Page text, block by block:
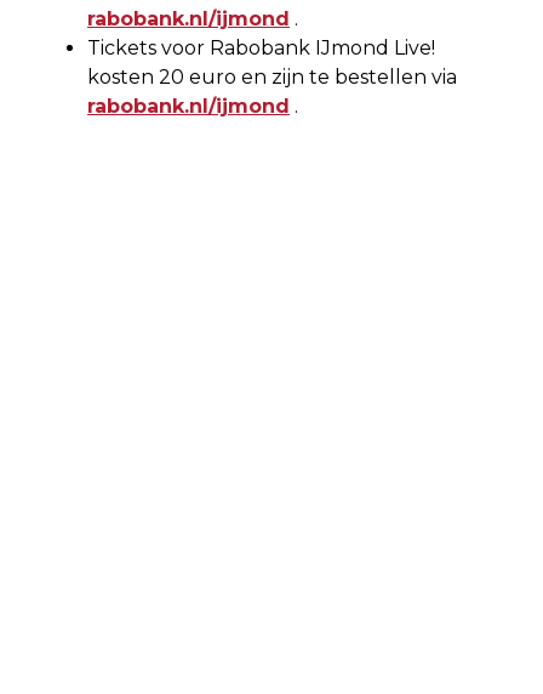
rabobank.nl/ijmond .
Tickets voor Rabobank IJmond Live!
kosten 20 euro en zijn te bestellen via
rabobank.nl/ijmond .